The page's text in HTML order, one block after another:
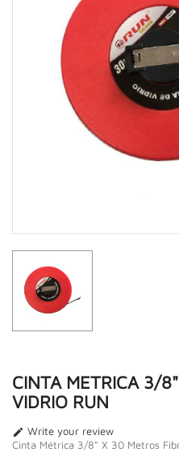
CINTA METRICA 3/
VIDRIO RUN
 Write your review
Cinta Métrica 3/8" X 30 Metros